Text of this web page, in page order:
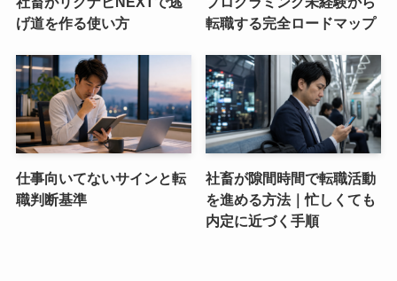
げ道を作る使い方
転職する完全ロードマップ
仕事向いてないサインと転
職判断基準
社畜が隙間時間で転職活動
を進める方法｜忙しくても
内定に近づく手順